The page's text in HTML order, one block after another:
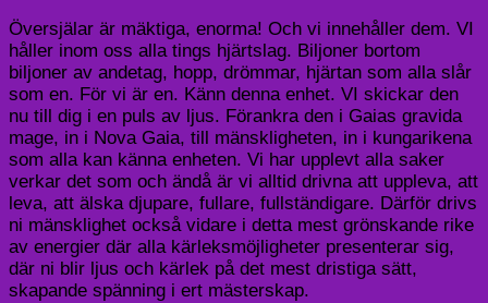
Översjälar är mäktiga, enorma! Och vi innehåller dem. VI
håller inom oss alla tings hjärtslag. Biljoner bortom
biljoner av andetag, hopp, drömmar, hjärtan som alla slår
som en. För vi är en. Känn denna enhet. VI skickar den
nu till dig i en puls av ljus. Förankra den i Gaias gravida
mage, in i Nova Gaia, till mänskligheten, in i kungarikena
som alla kan känna enheten. Vi har upplevt alla saker
verkar det som och ändå är vi alltid drivna att uppleva, att
leva, att älska djupare, fullare, fullständigare. Därför drivs
ni mänsklighet också vidare i detta mest grönskande rike
av energier där alla kärleksmöjligheter presenterar sig,
där ni blir ljus och kärlek på det mest dristiga sätt,
skapande spänning i ert mästerskap.